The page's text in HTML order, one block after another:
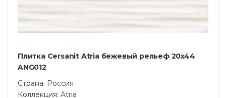
Плитка Cersanit Atria бежевый рельеф 20x44
ANG012
Страна: Россия
Коллекция: Atria